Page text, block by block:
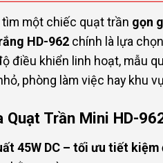
tìm một chiếc quạt trần gọn
HD-962 chính là lựa
điều khiển linh hoạt, mẫu
phòng làm việc hay khu
Quạt Trần Mini HD-
45W DC – tối ưu tiết kiệm